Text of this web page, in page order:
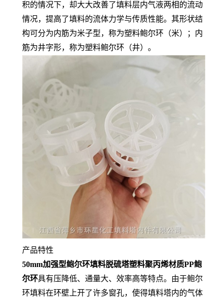
积的情况下，却大大改善了填料层内气液两相的流动
情况，提高了填料的流体力学与传质性能。其形状结
构可分为内筋为米子型，称为塑料鲍尔环（米）；内
筋为井字形，称为塑料鲍尔环（井）。
产品特性
50mm加强型鲍尔环填料脱硫塔塑料聚丙烯材质PP鲍
尔环具有压降低、通量大、效率高等特点。由于鲍尔
环填料在环壁上开了许多窗孔，使得填料塔内的气体